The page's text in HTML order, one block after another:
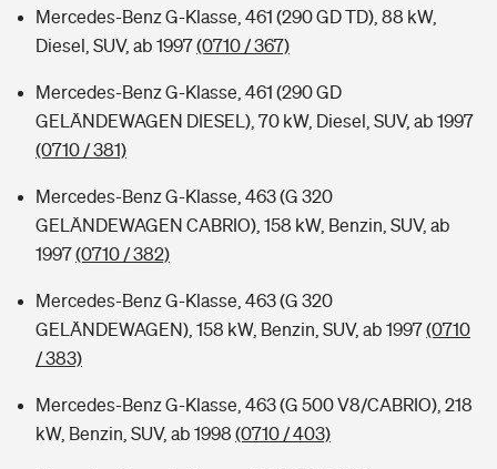
Mercedes-Benz G-Klasse, 461 (290 GD TD), 88 kW,
Diesel, SUV, ab 1997(0710 / 367)
Mercedes-Benz G-Klasse, 461 (290 GD
GELÄNDEWAGEN DIESEL), 70 kW, Diesel, SUV, ab 1997
(0710 / 381)
Mercedes-Benz G-Klasse, 463 (G 320
GELÄNDEWAGEN CABRIO), 158 kW, Benzin, SUV, ab
1997(0710 / 382)
Mercedes-Benz G-Klasse, 463 (G 320
GELÄNDEWAGEN), 158 kW, Benzin, SUV, ab 1997(0710
/ 383)
Mercedes-Benz G-Klasse, 463 (G 500 V8/CABRIO), 218
kW, Benzin, SUV, ab 1998 (0710 / 403)